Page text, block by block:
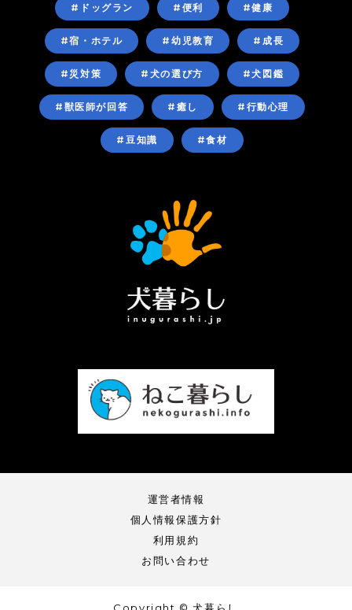
#ドッグラン #便利 #健康
#宿・ホテル #幼児教育 #成長
#災対策 #犬の選び方 #犬図鑑
#獣医師が回答 #癒し #行動心理
#豆知識 #食材
運営者情報
個人情報保護方針
利用規約
お問い合わせ